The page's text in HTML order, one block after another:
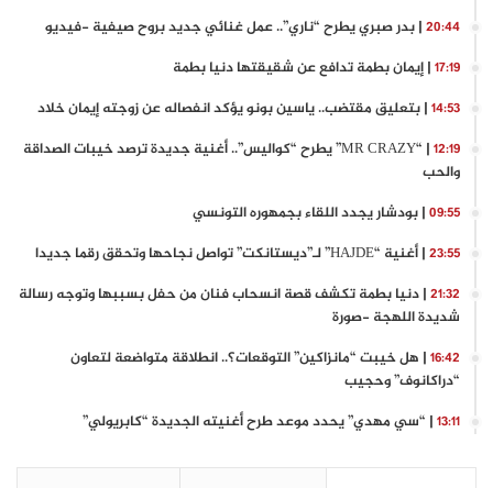
20:44 | بدر صبري يطرح “ناري”.. عمل غنائي جديد بروح صيفية -فيديو
17:19 | إيمان بطمة تدافع عن شقيقتها دنيا بطمة
14:53 | بتعليق مقتضب.. ياسين بونو يؤكد انفصاله عن زوجته إيمان خلاد
12:19
| “MR CRAZY” يطرح “كواليس”.. أغنية جديدة ترصد خيبات الصداقة
والحب
09:55 | بودشار يجدد اللقاء بجمهوره التونسي
23:55 | أغنية “HAJDE” لـ”ديستانكت” تواصل نجاحها وتحقق رقما جديدا
21:32 | دنيا بطمة تكشف قصة انسحاب فنان من حفل بسببها وتوجه رسالة
شديدة اللهجة -صورة
16:42 | هل خيبت “مانزاكين” التوقعات؟.. انطلاقة متواضعة لتعاون
“دراكانوف” وحجيب
13:11 | “سي مهدي” يحدد موعد طرح أغنيته الجديدة “كابريولي”